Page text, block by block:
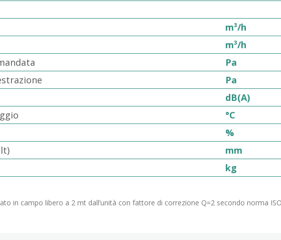
m³/h
m³/h
Pa
Pa
dB(A)
°C
%
mm
kg
in campo libero a 2 mt dall’unità con fattore di correzione Q=2 secondo norma